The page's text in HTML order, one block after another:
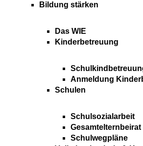
Bildung stärken
Das WIE
Kinderbetreuung
Anmeldung
Schulen
Schulsozialarbeit
Gesamtelternbeirat
Schulwegpläne